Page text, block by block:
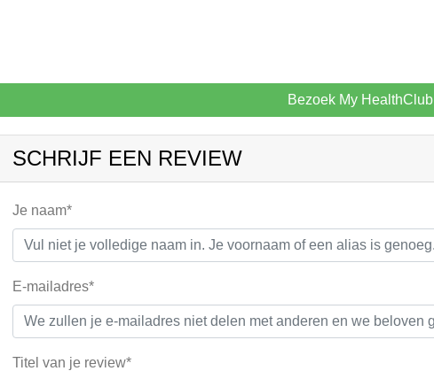
Bezoek My HealthClub
SCHRIJF EEN REVIEW
Je naam*
E-mailadres*
Titel van je review*